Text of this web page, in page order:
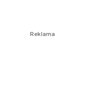
Reklama